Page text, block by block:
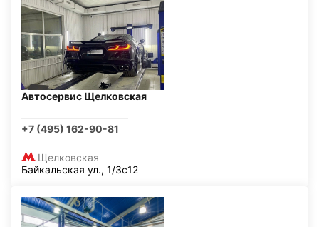
Автосервис Щелковская
+7 (495) 162-90-81
Щелковская
Байкальская ул., 1/3с12